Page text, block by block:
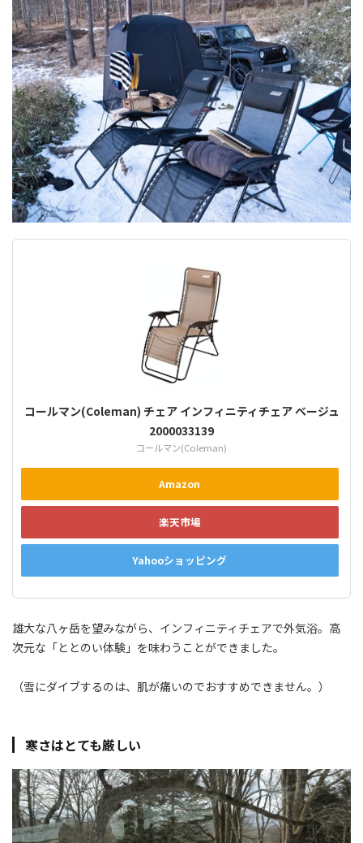
コールマン(Coleman) チェア インフィニティチェア ベージュ
2000033139
コールマン(Coleman)
Amazon
楽天市場
Yahooショッピング
雄大な八ヶ岳を望みながら、インフィニティチェアで外気浴。高
次元な「ととのい体験」を味わうことができました。
（雪にダイブするのは、肌が痛いのでおすすめできません。）
寒さはとても厳しい